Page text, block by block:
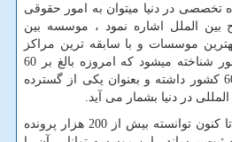
تخصصی در دنیا میتوان به امور حقوقی
بین الملل اشاره نمود ، موسسه بین
بهترین موسسات و با سابقه ترین مراکز
امور ثبتی و حقوقی در کشور شناخته میشود که امروزه بالغ بر 60
نمایندگی فعال در بیش از 60 کشور داشته و بعنوان یکی از گسترده
در دنیا بشمار می آید
موسسه ثبتا از بدو تاسیس تا کنون توانسته بیش از 200 هزار پرونده